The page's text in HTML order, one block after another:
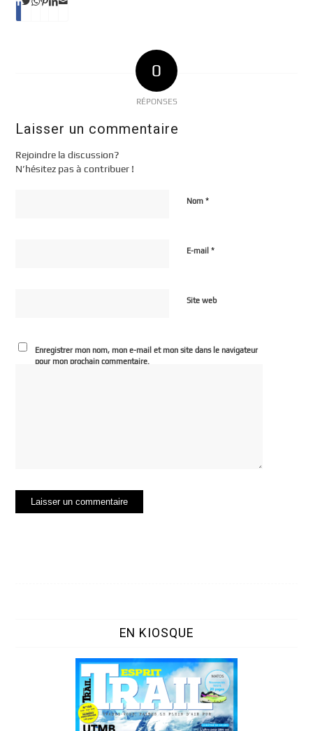
0
RÉPONSES
Laisser un commentaire
Rejoindre la discussion?
N’hésitez pas à contribuer !
Nom*
E-mail*
Site web
Enregistrer mon nom, mon e-mail et mon site dans le navigateur
pour mon prochain commentaire.
EN KIOSQUE